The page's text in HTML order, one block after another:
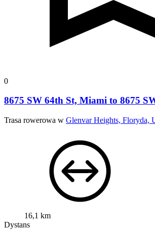
0
8675 SW 64th St, Miami to 8675
Trasa rowerowa w Glenvar Heights, Floryda,
16,1 km
Dystans